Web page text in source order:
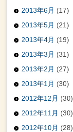
2013年6月 (17)
2013年5月 (21)
2013年4月 (19)
2013年3月 (31)
2013年2月 (27)
2013年1月 (30)
2012年12月 (30)
2012年11月 (30)
2012年10月 (28)